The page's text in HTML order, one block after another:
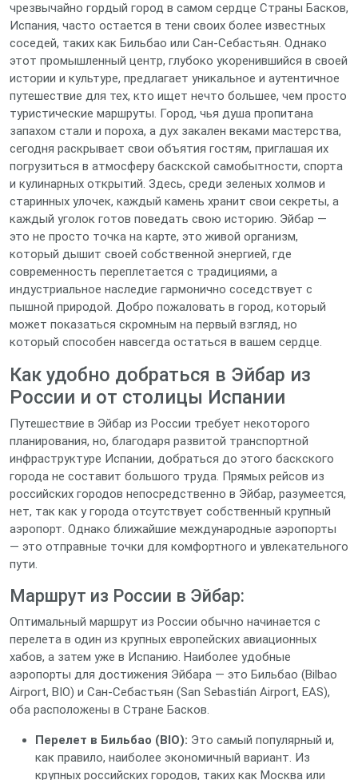
чрезвычайно гордый город в самом сердце Страны Басков,
Испания, часто остается в тени своих более известных
соседей, таких как Бильбао или Сан-Себастьян. Однако
этот промышленный центр, глубоко укоренившийся в своей
истории и культуре, предлагает уникальное и аутентичное
путешествие для тех, кто ищет нечто большее, чем просто
туристические маршруты. Город, чья душа пропитана
запахом стали и пороха, а дух закален веками мастерства,
сегодня раскрывает свои объятия гостям, приглашая их
погрузиться в атмосферу баскской самобытности, спорта
и кулинарных открытий. Здесь, среди зеленых холмов и
старинных улочек, каждый камень хранит свои секреты, а
каждый уголок готов поведать свою историю. Эйбар —
это не просто точка на карте, это живой организм,
который дышит своей собственной энергией, где
современность переплетается с традициями, а
индустриальное наследие гармонично соседствует с
пышной природой. Добро пожаловать в город, который
может показаться скромным на первый взгляд, но
который способен навсегда остаться в вашем сердце.
Как удобно добраться в Эйбар из
России и от столицы Испании
Путешествие в Эйбар из России требует некоторого
планирования, но, благодаря развитой транспортной
инфраструктуре Испании, добраться до этого баскского
города не составит большого труда. Прямых рейсов из
российских городов непосредственно в Эйбар, разумеется,
нет, так как у города отсутствует собственный крупный
аэропорт. Однако ближайшие международные аэропорты
— это отправные точки для комфортного и увлекательного
пути.
Маршрут из России в Эйбар:
Оптимальный маршрут из России обычно начинается с
перелета в один из крупных европейских авиационных
хабов, а затем уже в Испанию. Наиболее удобные
аэропорты для достижения Эйбара — это Бильбао (Bilbao
Airport, BIO) и Сан-Себастьян (San Sebastián Airport, EAS),
оба расположены в Стране Басков.
Перелет в Бильбао (BIO): Это самый популярный и,
как правило, наиболее экономичный вариант. Из
крупных российских городов, таких как Москва или